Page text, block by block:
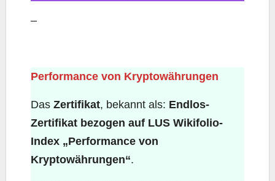
–
Performance von Kryptowährungen
Das Zertifikat, bekannt als: Endlos-
Zertifikat bezogen auf LUS Wikifolio-
Index „Performance von
Kryptowährungen“.